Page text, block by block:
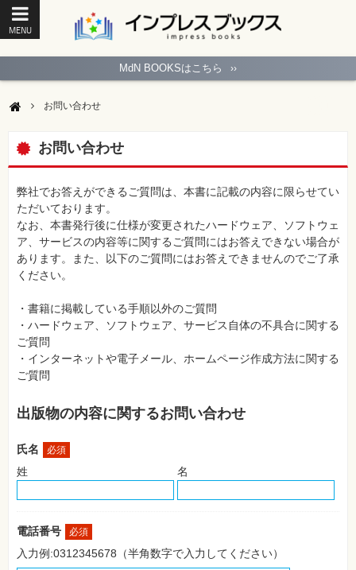
MENU
ペ
ジ
ソ
コ
ン
フ
ト
モ
バ
イ
ル・
ス
フ
ォ
ン・
SNS
作
成・
ケ
ィ
ン
ビ
ジ
ネ
ス・
MdN BOOKSはこちら ››
お問い合わせ
お問い合わせ
弊社でお答えができるご質問は、本書に記載の内容に限らせてい
ただいております。
なお、本書発行後に仕様が変更されたハードウェア、ソフトウェ
ア、サービスの内容等に関するご質問にはお答えできない場合が
あります。また、以下のご質問にはお答えできませんのでご了承
ください。
・書籍に掲載している手順以外のご質問
・ハードウェア、ソフトウェア、サービス自体の不具合に関する
ご質問
・インターネットや電子メール、ホームページ作成方法に関する
ご質問
出版物の内容に関するお問い合わせ
氏名 必須
姓 名
電話番号 必須
入力例:0312345678（半角数字で入力してください）